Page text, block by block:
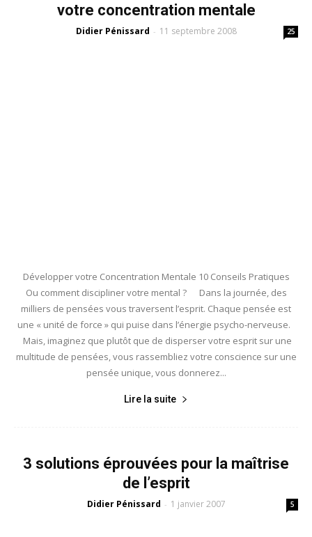
votre concentration mentale
Didier Pénissard - 11 septembre 2008 25
Développer votre Concentration Mentale 10 Conseils Pratiques
Ou comment discipliner votre mental ? Dans la journée, des
milliers de pensées vous traversent l’esprit. Chaque pensée est
une « unité de force » qui puise dans l’énergie psycho-nerveuse.
Mais, imaginez que plutôt que de disperser votre esprit sur une
multitude de pensées, vous rassembliez votre conscience sur une
pensée unique, vous donnerez...
Lire la suite
3 solutions éprouvées pour la maîtrise
de l’esprit
Didier Pénissard - 1 janvier 2007 5